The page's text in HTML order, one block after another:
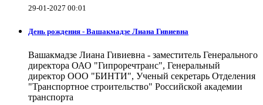
29-01-2027 00:01
День рождения - Вашакмадзе Лиана Гивиевна
Вашакмадзе Лиана Гивиевна - заместитель Генерального
директора ОАО "Гипроречтранс", Генеральный
директор ООО "БИНТИ", Ученый секретарь Отделения
"Транспортное строительство" Российской академии
транспорта